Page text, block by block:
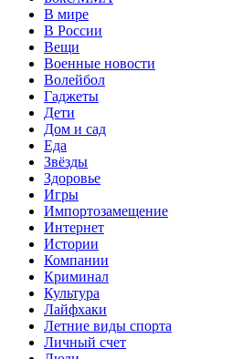
В мире
В России
Вещи
Военные новости
Волейбол
Гаджеты
Дети
Дом и сад
Еда
Звёзды
Здоровье
Игры
Импортозамещение
Интернет
Истории
Компании
Криминал
Культура
Лайфхаки
Летние виды спорта
Личный счет